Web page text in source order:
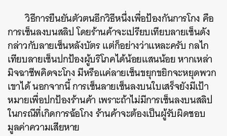
วิธีการยืนยันตัวตนอีกวิธีหนึ่งเพื่อป้องกันการโกง คือ
การเซ็นลงบนสลิป โดยร้านค้าจะเปรียบเทียบลายเซ็นดัง
กล่าวกับลายเซ็นหลังบัตร แต่ก็อย่างว่าแหละครับ กลไก
เทียบลายเซ็นปกป้องผู้บริโภคได้น้อยแสนน้อย หากเหล่า
มิจฉาชีพคิดจะโกง มีหรือแค่ลายเซ็นขยุกขยิกจะหยุดพวก
เขาได้ นอกจากนี้ การเซ็นลายเซ็นลงบนใบเสร็จยังมีเป้า
หมายเพื่อปกป้องร้านค้า เพราะถ้าไม่มีการเซ็นลงบนสลิป
ในกรณีที่เกิดการฉ้อโกง ร้านค้าจะต้องเป็นผู้รับผิดชอบ
มูลค่าความเสียหาย